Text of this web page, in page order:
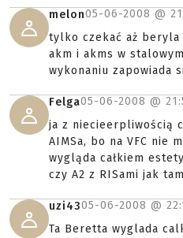
melon05-06-2008 @
tylko czekać aż beryla
akm i akms w
wykonaniu zapowiada
Felga05-06-2008 @
ja z niecieerpliwością
AIMSa, bo na VFC nie
wygląda całkiem
czy A2 z RISami jak
uzi4305-06-2008 @
Ta Beretta wyglada